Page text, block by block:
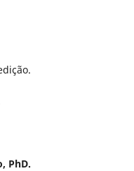
PhD.